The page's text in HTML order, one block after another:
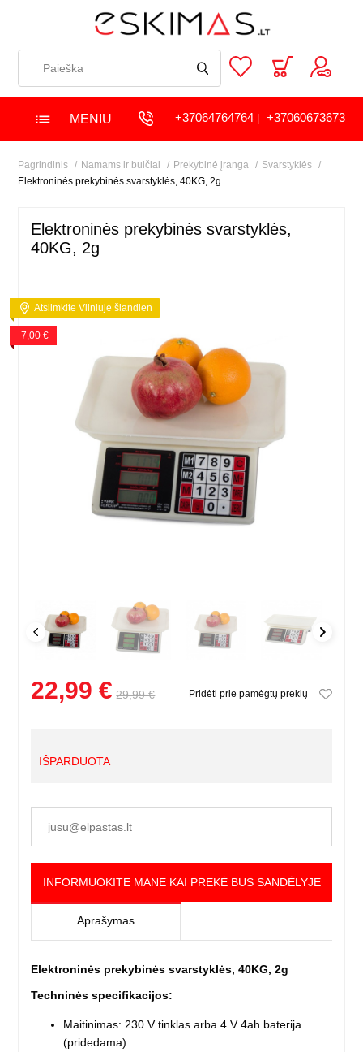
MENIU +37064764764| +37060673673
Pagrindinis Namams ir buičiai Prekybinė įranga
Svarstyklės
Elektroninės prekybinės svarstyklės, 40KG, 2g
Elektroninės prekybinės svarstyklės,
40KG, 2g
Atsiimkite Vilniuje šiandien
-7,00 €
22,99 € 29,99 € Pridėti prie pamėgtų prekių
IŠPARDUOTA
INFORMUOKITE MANE KAI PREKĖ BUS SANDĖLYJE
Aprašymas
Elektroninės prekybinės svarstyklės, 40KG, 2g
Techninės specifikacijos:
Maitinimas: 230 V tinklas arba 4 V 4ah baterija
(pridedama)